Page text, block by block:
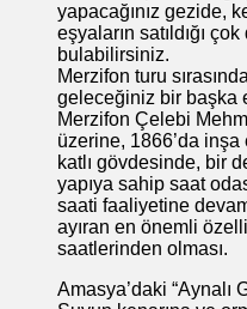
yapacağınız gezide,
eşyaların satıldığı
bulabilirsiniz.
Merzifon turu
geleceğiniz bir başka
Merzifon Çelebi
üzerine, 1866’da inşa
katlı gövdesinde, bir
yapıya sahip saat
saati faaliyetine
ayıran en önemli
saatlerinden olması.
Amasya’daki “Aynalı